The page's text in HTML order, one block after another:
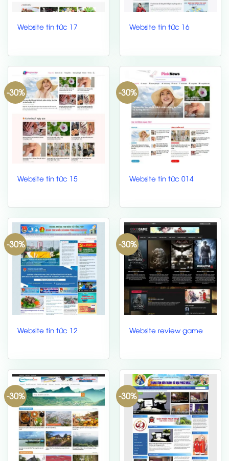
Website tin tức 17 Website tin tức 16
-30%
Website tin tức 15
-30%
Website tin tức 014
-30%
Website tin tức 12
-30%
Website review game
-30% -30%